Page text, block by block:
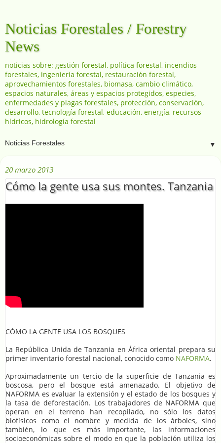
Noticias Forestales / Forestry
News
noticias sobre: gestión forestal, política forestal, incendios
forestales, ingeniería forestal, restauración forestal,
aprovechamientos forestales, biomasa, cambio climático,
espacios naturales, áreas y espacios protegidos, especies,
enfermedades y plagas forestales, protección, conservación,
desarrollo, tecnología forestal, educación, energía, recursos
hídricos, hidrología forestal
▼
20 marzo 2013
Cómo la gente usa sus montes. Tanzania
CÓMO LA GENTE USA LOS BOSQUES
La República Unida de Tanzania en África oriental prepara su
primer inventario forestal nacional, conocido como NAFORMA.
Aproximadamente un tercio de la superficie de Tanzania es
boscosa, pero el bosque está amenazado. El objetivo de
NAFORMA es evaluar la extensión y el estado de los bosques y
la tasa de deforestación. Los trabajadores de NAFORMA que
operan en el terreno han recopilado, no sólo los datos
biofísicos como el nombre y medida de los árboles, sino
también, lo que es más importante, las informaciones
socioeconómicas sobre el modo en que la población utiliza los